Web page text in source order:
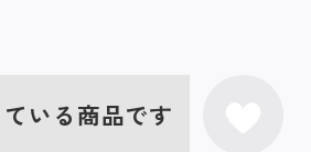
いる商品です